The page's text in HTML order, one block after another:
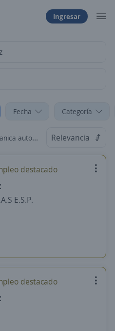
Ingresar
Fecha Categoría
en Atlántico Relevancia
destacado
E.S.P.
destacado